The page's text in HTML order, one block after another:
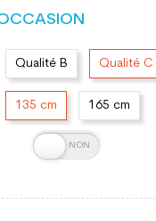
Qualité B Qualité C
135 cm 165 cm